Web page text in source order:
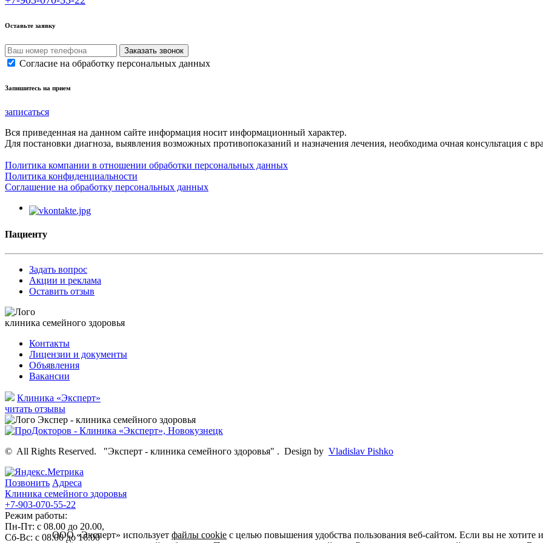
Оставьте заявку
Согласие на обработку персональных данных
Запишитесь на прием
записаться
Вся приведенная на данном сайте информация носит информационный характер.
Для постановки диагноза, выявления возможных противопоказаний и назначения лечения, необходима очная консультация с
Политика компании в отношении обработки персональных данных
Политика конфиденциальности
Соглашение на обработку персональных данных
Пациенту
Задать вопрос
Акции и реклама
Оставить отзыв
клиника семейного здоровья
Контакты
Лицензии и документы
Объявления
Вакансии
Клиника «Эксперт»
читать отзывы
© All Rights Reserved. "Эксперт - клиника семейного здоровья" . Design by Vladislav Pishko
Позвонить Адреса
Клиника семейного здоровья
+7-903-070-55-22
Режим работы:
Пн-Пт: с 08.00 до 20.00,
Сб-Вс: с 08.00 до 16.00ООО «Эксперт» использует файлы cookie с целью повышения удобства пользования веб-сайтом. Если вы не хотите